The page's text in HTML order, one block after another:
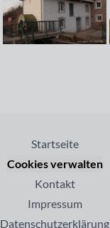
Startseite
Cookies verwalten
Kontakt
Impressum
Datenschutzerklärung